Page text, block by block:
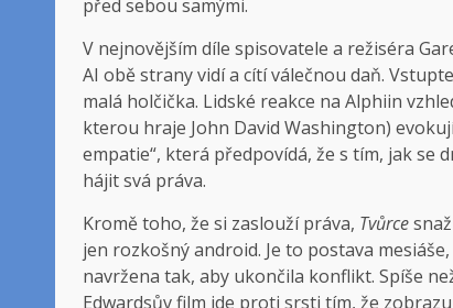
před sebou samými.
V nejnovějším díle spisovatele a režiséra
AI obě strany vidí a cítí válečnou daň.
malá holčička. Lidské reakce na Alphiin
kterou hraje John David Washington)
empatie“, která předpovídá, že s tím, jak se
hájit svá práva.
Kromě toho, že si zaslouží práva, Tvůrce
jen rozkošný android. Je to postava
navržena tak, aby ukončila konflikt. Spíše
Edwardsův film jde proti srsti tím, že